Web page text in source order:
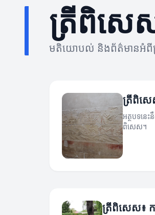
ត្រីពិសេ
មតិយោបល់ និងព័ត៌មានអំពី
ត្រីពិសេ
អត្ថបទនេះ
ពិសេស។
ត្រីពិសេស៖ ក